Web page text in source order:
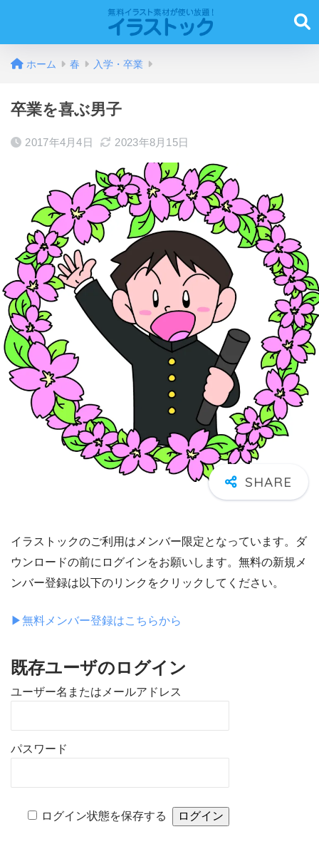
ホーム 春 入学・卒業
卒業を喜ぶ男子
2017年4月4日 2023年8月15日
イラストックのご利用はメンバー限定となっています。ダ
ウンロードの前にログインをお願いします。無料の新規メ
ンバー登録は以下のリンクをクリックしてください。
▶︎無料メンバー登録はこちらから
既存ユーザのログイン
ユーザー名またはメールアドレス
パスワード
ログイン状態を保存する